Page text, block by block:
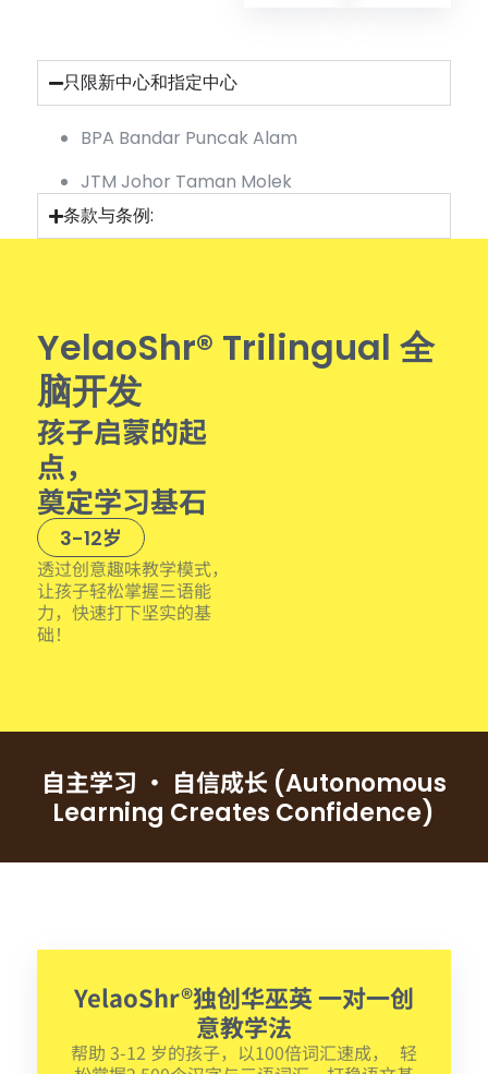
只限新中心和指定中心
BPA Bandar Puncak Alam
JTM Johor Taman Molek
条款与条例:
YelaoShr® Trilingual 全
脑开发
孩子启蒙的起
点，
奠定学习基石
3-12岁
透过创意趣味教学模式，
让孩子轻松掌握三语能
力，快速打下坚实的基
础！
自主学习 • 自信成长(Autonomous
Learning Creates Confidence)
YelaoShr®独创华巫英 一对一创
意教学法
帮助 3-12 岁的孩子，以100倍词汇速成， 轻